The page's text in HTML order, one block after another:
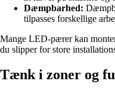
Dæmpbarhed:
tilpasses forskellige
Mange LED-pærer kan
du slipper for store
Tænk i zoner og